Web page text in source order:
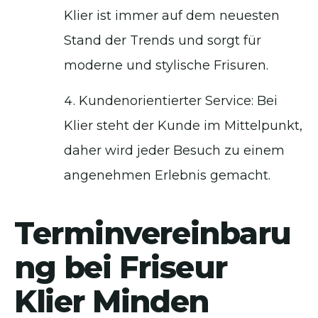
Klier ist immer auf dem neuesten
Stand der Trends und sorgt für
moderne und stylische Frisuren.
Kundenorientierter Service: Bei
Klier steht der Kunde im Mittelpunkt,
daher wird jeder Besuch zu einem
angenehmen Erlebnis gemacht.
Terminvereinbaru
ng bei Friseur
Klier Minden